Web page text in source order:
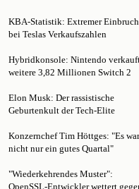
bei Teslas Verkaufszahlen
weitere 3,82 Millionen Switch 2
Elon Musk: Der rassistische
Geburtenkult der Tech-Elite
nicht nur ein gutes Quartal"
"Wiederkehrendes Muster":
OpenSSL-Entwickler wettert gegen
KI-Hacks